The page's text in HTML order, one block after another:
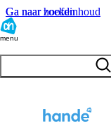
Ga naar hoofdinhoud
Ga naar zoeken
menu